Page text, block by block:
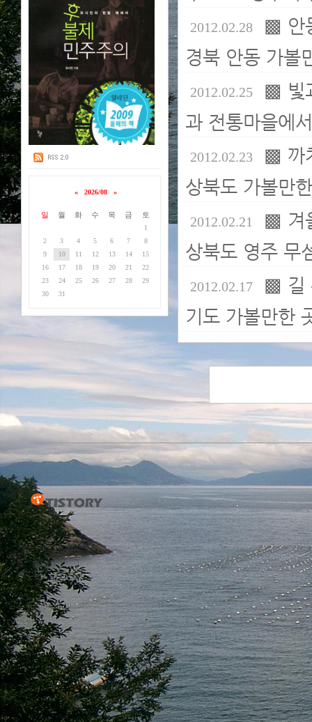
« 2026/08 »
일 월 화 수 목 금 토
1
2
3 4 5 6 7
8
9
10 11 12 13 14
15
16
17 18 19 20 21
22
23
24 25 26 27 28
29
30
31
2012.02.28 ▩ 안
경북 안동 가볼
2012.02.25 ▩ 빛
과 전통마을에
2012.02.23 ▩ 까
상북도 가볼만
2012.02.21 ▩ 겨
상북도 영주 무
2012.02.17 ▩ 길
기도 가볼만한